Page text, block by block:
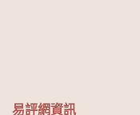
易評網資訊